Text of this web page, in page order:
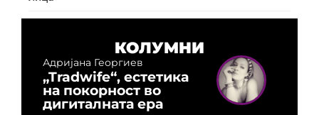
КОЛУМНИ
Адријана Георгиев
„Tradwife“, естетика
на покорност во
дигиталната ера